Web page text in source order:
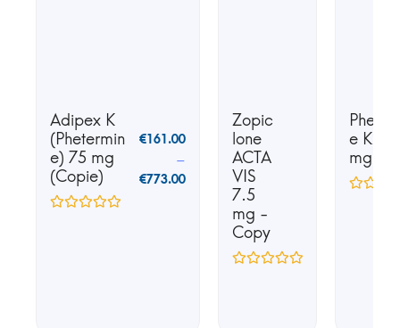
Adipex K
(Phetermin
e) 75 mg
(Copie)
€161.00
–
€773.00
Zopic
lone
ACTA
VIS
7.5
mg -
Copy
e K25
mg